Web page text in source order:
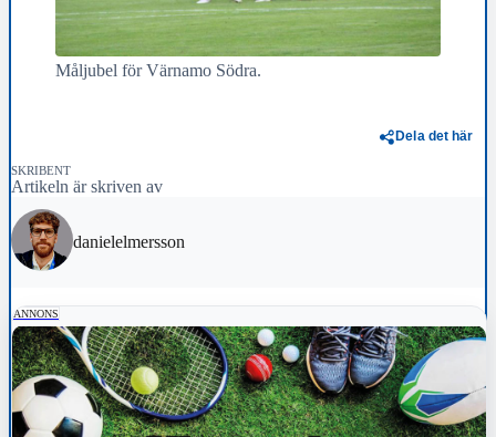
Måljubel för Värnamo Södra.
Dela det här
SKRIBENT
Artikeln är skriven av
danielelmersson
ANNONS